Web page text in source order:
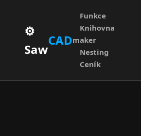
⚙️
Saw
CAD
Funkce
Knihovna
maker
Nesting
Ceník